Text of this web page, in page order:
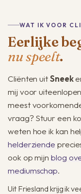
WAT IK VOOR
Eerlijke
nu speelt.
Cliënten uitSneek
mij voor
meest
vraag? Stuur een
weten hoe ik kan
helderziende
ook op mijnblog
mediumschap.
Uit Friesland krijg ik